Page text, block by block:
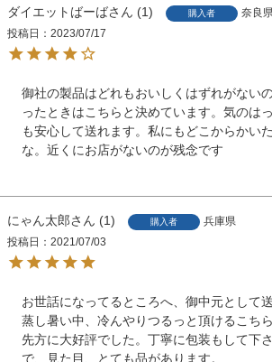
ダイエットばーば 1 購入者 奈良
投稿日
2023/07/17
御社の製品はどれもおいしくはずれがない
ったときはこちらと決めています。気のは
も安心して送れます。私にもどこからかい
な。近くにお店がないのが残念です
にゃん太郎 1 購入者
兵庫県
投稿日
2021/07/03
お世話になってるところへ、御中元として送
蒸し暑い中、冷んやりつるっと頂けるこちら
先方に大好評でした。丁寧に包装もして下
で、見た目、とても品があります。